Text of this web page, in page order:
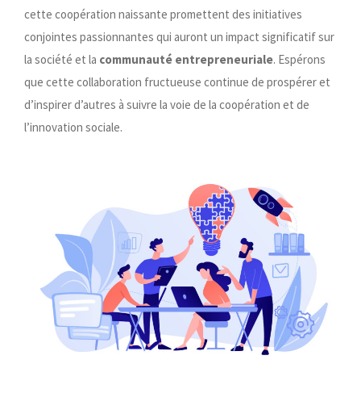
cette coopération naissante promettent des initiatives
conjointes passionnantes qui auront un impact significatif sur
la société et la communauté entrepreneuriale. Espérons
que cette collaboration fructueuse continue de prospérer et
d’inspirer d’autres à suivre la voie de la coopération et de
l’innovation sociale.